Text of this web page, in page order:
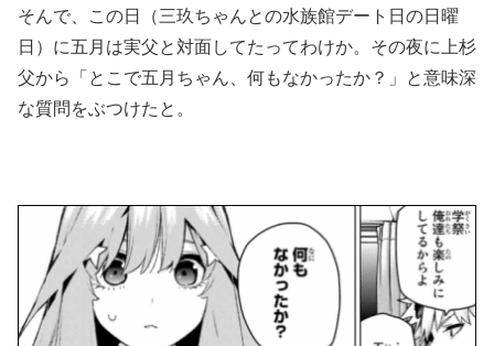
そんで、この日（三玖ちゃんとの水族館デート日の日曜
日）に五月は実父と対面してたってわけか。その夜に上杉
父から「とこで五月ちゃん、何もなかったか？」と意味深
な質問をぶつけたと。